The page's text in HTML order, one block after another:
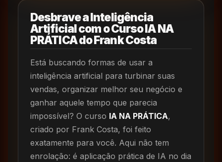
Desbrave a Inteligência
Artificial com o Curso IA NA
PRÁTICA do Frank Costa
Está buscando formas de usar a
inteligência artificial para turbinar suas
vendas, organizar melhor seu negócio e
ganhar aquele tempo que parecia
impossível? O curso IA NA PRÁTICA,
criado por Frank Costa, foi feito
exatamente para você. Aqui não tem
enrolação: é aplicação prática de IA no dia